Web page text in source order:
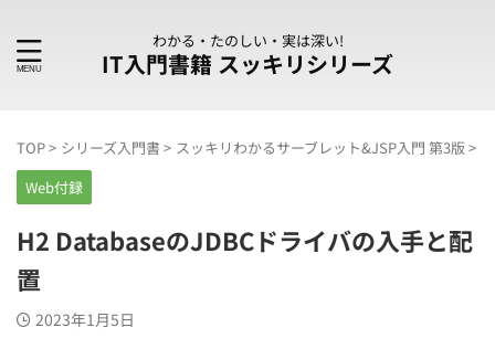
わかる・たのしい・実は深い!
IT入門書籍 スッキリシリーズ
TOP> シリーズ入門書> スッキリわかるサーブレット&JSP入門 第3版 >
Web付録
H2 DatabaseのJDBCドライバの入手と配
置
2023年1月5日